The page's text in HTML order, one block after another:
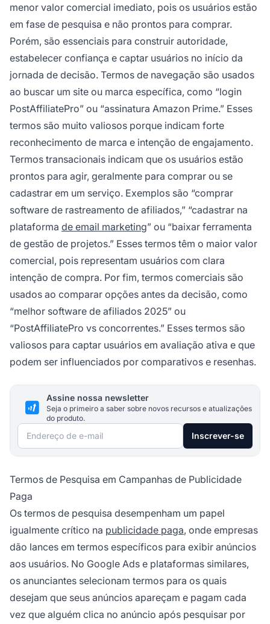
menor valor comercial imediato, pois os usuários estão
em fase de pesquisa e não prontos para comprar.
Porém, são essenciais para construir autoridade,
estabelecer confiança e captar usuários no início da
jornada de decisão. Termos de navegação são usados
ao buscar um site ou marca específica, como “login
PostAffiliatePro” ou “assinatura Amazon Prime.” Esses
termos são muito valiosos porque indicam forte
reconhecimento de marca e intenção de engajamento.
Termos transacionais indicam que os usuários estão
prontos para agir, geralmente para comprar ou se
cadastrar em um serviço. Exemplos são “comprar
software de rastreamento de afiliados,” “cadastrar na
plataforma de email marketing” ou “baixar ferramenta
de gestão de projetos.” Esses termos têm o maior valor
comercial, pois representam usuários com clara
intenção de compra. Por fim, termos comerciais são
usados ao comparar opções antes da decisão, como
“melhor software de afiliados 2025” ou
“PostAffiliatePro vs concorrentes.” Esses termos são
valiosos para captar usuários em avaliação ativa e que
podem ser influenciados por comparativos e resenhas.
Assine nossa newsletter
Seja o primeiro a saber sobre novos recursos e atualizações
do produto.
Endereço de e-mail Inscrever-se
Termos de Pesquisa em Campanhas de Publicidade
Paga
Os termos de pesquisa desempenham um papel
igualmente crítico na publicidade paga, onde empresas
dão lances em termos específicos para exibir anúncios
aos usuários. No Google Ads e plataformas similares,
os anunciantes selecionam termos para os quais
desejam que seus anúncios apareçam e pagam cada
vez que alguém clica no anúncio após pesquisar por